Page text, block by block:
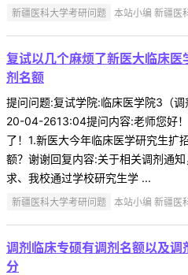
新疆医科大学考研问题 本站小编 新疆
复试以几个麻烦了新医大临床
剂名额
提问问题:复试学院:临床医学院3（
20-04-2613:04提问内容:老师您好
了！1.新医大今年临床医学研究生扩
额？谢谢回复内容:关于相关调剂通
求、我校通过学校研究生学 ...
新疆医科大学考研问题 本站小编 新疆
调剂临床专硕有调剂名额以及
分